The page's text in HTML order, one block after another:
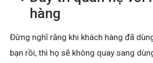
hàng
Đừng nghĩ rằng khi khách hàng đã
bạn rồi, thì họ sẽ không quay sang